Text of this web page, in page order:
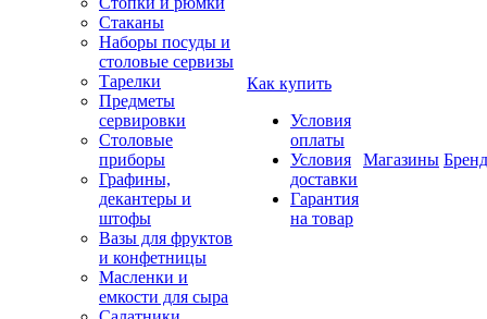
Стаканы
Наборы посуды и
столовые сервизы
Тарелки
Предметы
сервировки
Столовые
приборы
Графины,
декантеры и
штофы
Вазы для фруктов
и конфетницы
Масленки и
емкости для сыра
Как купить
Условия
оплаты
Условия
доставки
Гарантия
на товар
Магазины